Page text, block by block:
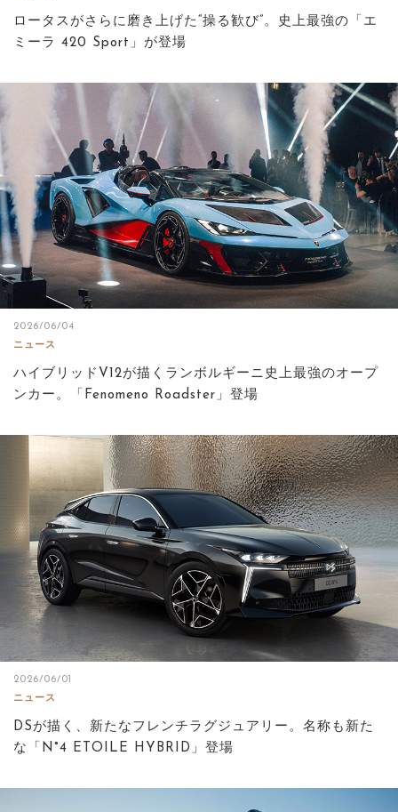
ロータスがさらに磨き上げた“操る歓び”。史上最強の「エ
ミーラ 420 Sport」が登場
2026/06/04
ニュース
ハイブリッドV12が描くランボルギーニ史上最強のオープ
ンカー。「Fenomeno Roadster」登場
2026/06/01
ニュース
DSが描く、新たなフレンチラグジュアリー。名称も新た
な「N°4 ETOILE HYBRID」登場